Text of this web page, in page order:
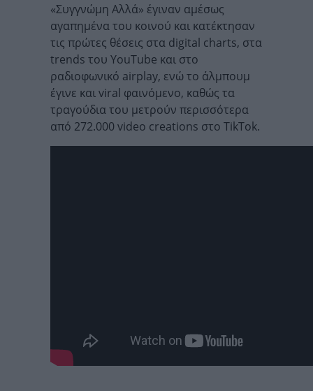
«Συγγνώμη Αλλά» έγιναν αμέσως
αγαπημένα του κοινού και κατέκτησαν
τις πρώτες θέσεις στα digital charts, στα
trends του YouTube και στο
ραδιοφωνικό airplay, ενώ το άλμπουμ
έγινε και viral φαινόμενο, καθώς τα
τραγούδια του μετρούν περισσότερα
από 272.000 video creations στο TikTok.